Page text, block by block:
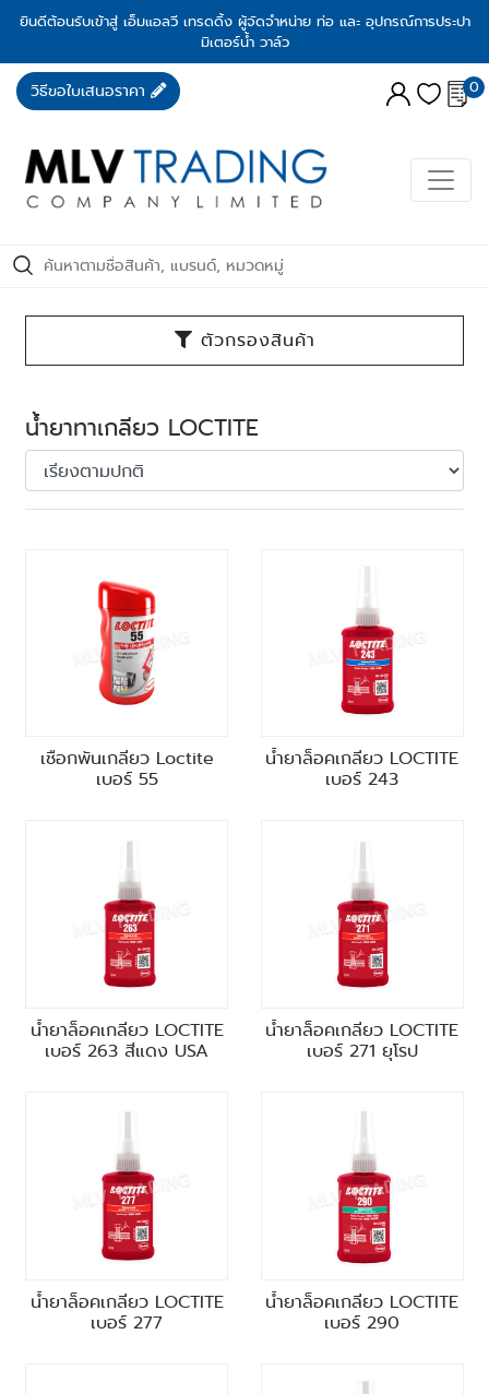
ยินดีต้อนรับเข้าสู่ เอ็มแอลวี เทรดดิ้ง ผู้จัดจำหน่าย ท่อ และ อุปกรณ์การประปา
มิเตอร์น้ำ วาล์ว
วิธีขอใบเสนอราคา 0
ตัวกรองสินค้า
น้ำยาทาเกลียว LOCTITE
เชือกพันเกลียว Loctite
เบอร์ 55
น้ำยาล็อคเกลียว LOCTITE
เบอร์ 243
น้ำยาล็อคเกลียว LOCTITE
เบอร์ 263 สีแดง USA
น้ำยาล็อคเกลียว LOCTITE
เบอร์ 271 ยุโรป
น้ำยาล็อคเกลียว LOCTITE
เบอร์ 277
น้ำยาล็อคเกลียว LOCTITE
เบอร์ 290